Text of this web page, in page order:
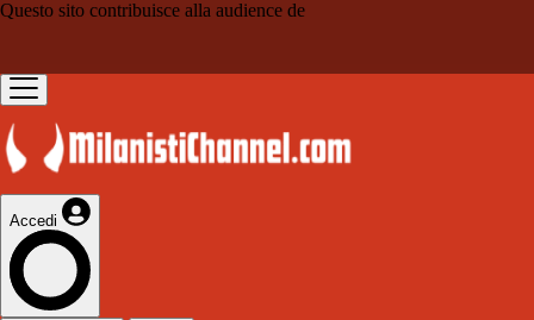
Questo sito contribuisce alla audience de
Accedi